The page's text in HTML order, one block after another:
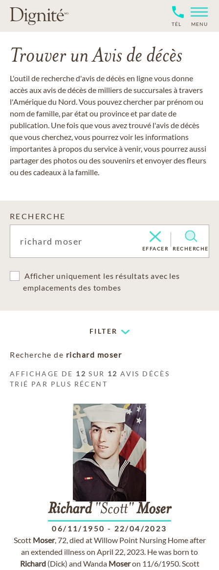
TÉL MENU
Trouver un Avis de décès
L'outil de recherche d'avis de décès en ligne vous donne
accès aux avis de décès de milliers de succursales à travers
l'Amérique du Nord. Vous pouvez chercher par prénom ou
nom de famille, par état ou province et par date de
publication. Une fois que vous avez trouvé l'avis de décès
que vous cherchez, vous pourrez voir les informations
importantes à propos du service à venir, vous pourrez aussi
partager des photos ou des souvenirs et envoyer des fleurs
ou des cadeaux à la famille.
RECHERCHE
EFFACER RECHERCHE
Afficher uniquement les résultats avec les
emplacements des tombes
FILTER
Recherche de richard moser
AFFICHAGE DE 12 SUR 12 AVIS DÉCÈS
TRIÉ PAR PLUS RÉCENT
Richard"Scott"Moser
06/11/1950 - 22/04/2023
Scott Moser, 72, died at Willow Point Nursing Home after
an extended illness on April 22, 2023. He was born to
Richard(Dick) and Wanda Moseron 11/6/1950. Scott